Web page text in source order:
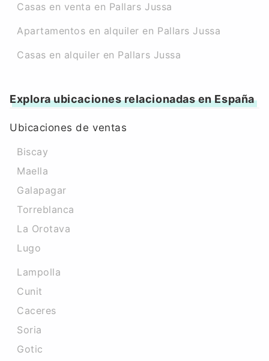
Casas en venta en Pallars Jussa
Apartamentos en alquiler en Pallars Jussa
Casas en alquiler en Pallars Jussa
Explora ubicaciones relacionadas en España
Ubicaciones de ventas
Biscay
Maella
Galapagar
Torreblanca
La Orotava
Lugo
Lampolla
Cunit
Caceres‎
Soria
Gotic